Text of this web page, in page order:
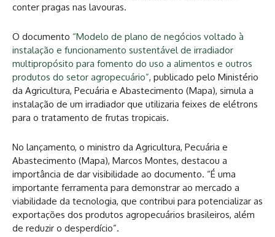
conter pragas nas lavouras.
O documento “Modelo de plano de negócios voltado à
instalação e funcionamento sustentável de irradiador
multipropósito para fomento do uso a alimentos e outros
produtos do setor agropecuário”, publicado pelo Ministério
da Agricultura, Pecuária e Abastecimento (Mapa), simula a
instalação de um irradiador que utilizaria feixes de elétrons
para o tratamento de frutas tropicais.
No lançamento, o ministro da Agricultura, Pecuária e
Abastecimento (Mapa), Marcos Montes, destacou a
importância de dar visibilidade ao documento. “É uma
importante ferramenta para demonstrar ao mercado a
viabilidade da tecnologia, que contribui para potencializar as
exportações dos produtos agropecuários brasileiros, além
de reduzir o desperdício”.